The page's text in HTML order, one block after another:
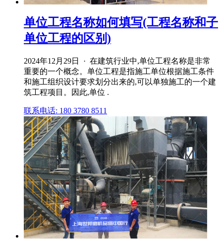
单位工程名称如何填写(工程名称和子
单位工程的区别)
2024年12月29日 · 在建筑行业中,单位工程名称是非常
重要的一个概念。单位工程是指施工单位根据施工条件
和施工组织设计要求划分出来的,可以单独施工的一个建
筑工程项目。因此,单位 .
联系电话: 180 3780 8511